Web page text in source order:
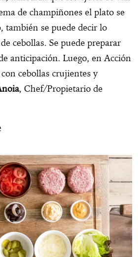
de champiñones el plato se
también se puede decir lo
cebollas. Se puede preparar
anticipación. Luego, en Acción
cebollas crujientes y
, Chef/Propietario de